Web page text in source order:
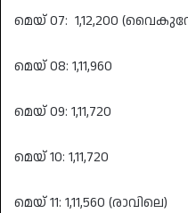
മെയ് 07: 1,12,200
മെയ് 08: 1,11,960
മെയ് 09: 1,11,720
മെയ് 10: 1,11,720
മെയ് 11: 1,11,560 (രാവിലെ)